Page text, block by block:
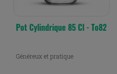
Pot Cylindrique 85 Cl - To82
Généreux et pratique